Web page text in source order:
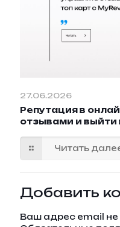
27.06.2026
Репутация в
отзывами и выйти
Читать
Добавить
Ваш адрес email не